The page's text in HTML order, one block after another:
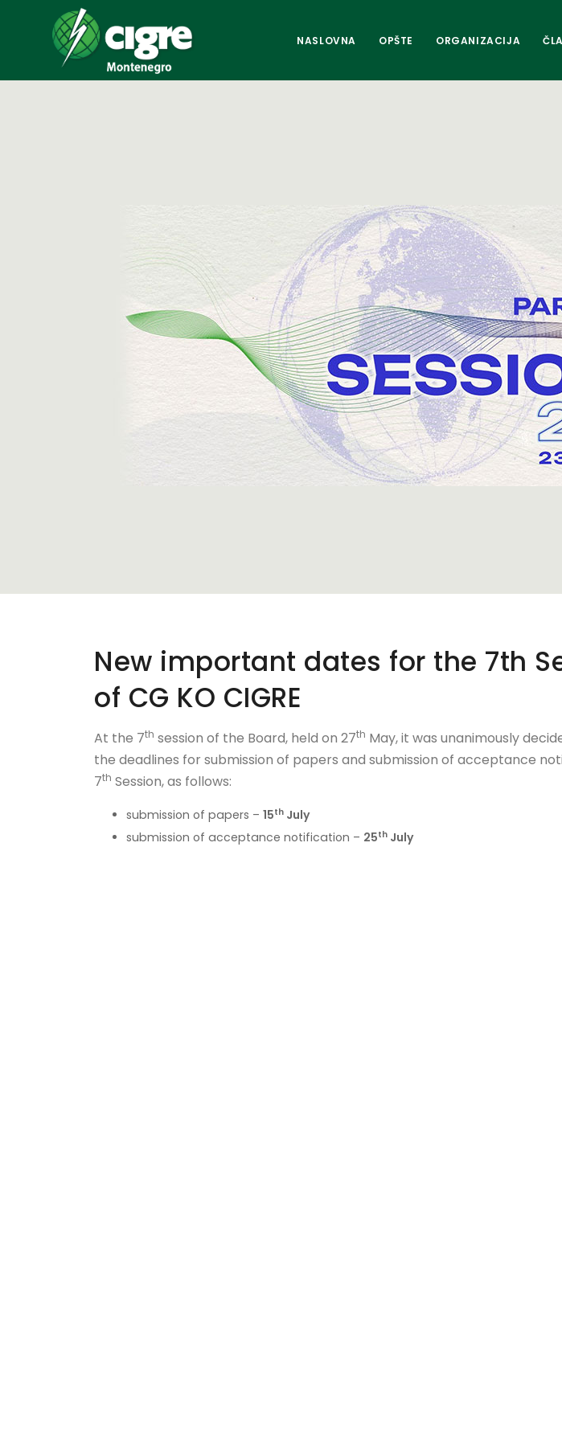
NASLOVNA OPŠTE ORGANIZACIJA
New important dates for the 7th
of CG KO CIGRE
At the 7th session of the Board, held on 27th May, it was unanimously
the deadlines for submission of papers and submission of acceptance
7th Session, as follows:
submission of papers – 15th July
submission of acceptance notification – 25th July